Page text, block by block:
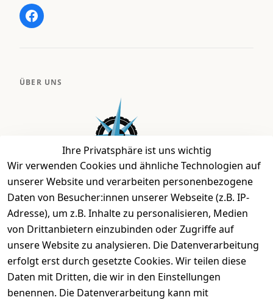
Ihre Privatsphäre ist uns wichtig
Wir verwenden Cookies und ähnliche Technologien auf
unserer Website und verarbeiten personenbezogene
Daten von Besucher:innen unserer Webseite (z.B. IP-
Adresse), um z.B. Inhalte zu personalisieren, Medien
von Drittanbietern einzubinden oder Zugriffe auf
unsere Website zu analysieren. Die Datenverarbeitung
erfolgt erst durch gesetzte Cookies. Wir teilen diese
Daten mit Dritten, die wir in den Einstellungen
benennen. Die Datenverarbeitung kann mit
ÜBER UNS
Bei uns findest Du das richtige Fahrgefühl. Auf über
2.400 m² bieten wir Dir die beste Beratung zu
Kinderfahrrädern über E-MTBs bis hin zu
Lastenfahrrädern und Elektrorollern.
EINKAUFEN